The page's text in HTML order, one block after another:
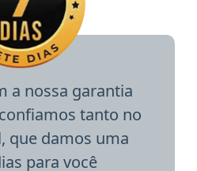
a nossa garantia
tanto no
que damos uma
para você